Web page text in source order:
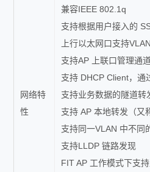
网络特
性
兼容IEEE 802.1q
支持根据用户接入的
上行以太网口支持
支持AP 上联口管理通
支持 DHCP Client，通
支持业务数据的隧道
支持 AP 本地转发（
支持同一VLAN 中不同
支持LLDP 链路发现
FIT AP 工作模式下支